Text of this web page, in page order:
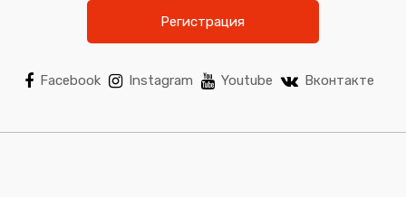
Регистрация
Facebook Instagram Youtube Вконтакте